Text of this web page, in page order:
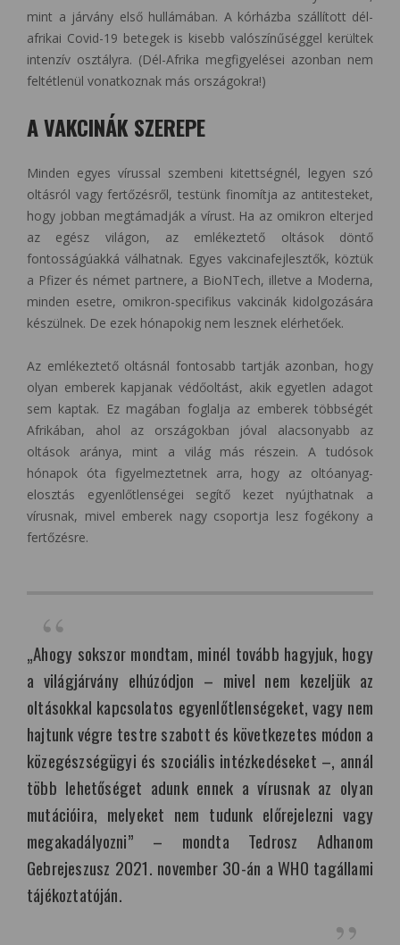
mint a járvány első hullámában. A kórházba szállított dél-
afrikai Covid-19 betegek is kisebb valószínűséggel kerültek
intenzív osztályra. (Dél-Afrika megfigyelései azonban nem
feltétlenül vonatkoznak más országokra!)
A VAKCINÁK SZEREPE
Minden egyes vírussal szembeni kitettségnél, legyen szó
oltásról vagy fertőzésről, testünk finomítja az antitesteket,
hogy jobban megtámadják a vírust. Ha az omikron elterjed
az egész világon, az emlékeztető oltások döntő
fontosságúakká válhatnak. Egyes vakcinafejlesztők, köztük
a Pfizer és német partnere, a BioNTech, illetve a Moderna,
minden esetre, omikron-specifikus vakcinák kidolgozására
készülnek. De ezek hónapokig nem lesznek elérhetőek.
Az emlékeztető oltásnál fontosabb tartják azonban, hogy
olyan emberek kapjanak védőoltást, akik egyetlen adagot
sem kaptak. Ez magában foglalja az emberek többségét
Afrikában, ahol az országokban jóval alacsonyabb az
oltások aránya, mint a világ más részein. A tudósok
hónapok óta figyelmeztetnek arra, hogy az oltóanyag-
elosztás egyenlőtlenségei segítő kezet nyújthatnak a
vírusnak, mivel emberek nagy csoportja lesz fogékony a
fertőzésre.
„Ahogy sokszor mondtam, minél tovább hagyjuk, hogy
a világjárvány elhúzódjon – mivel nem kezeljük az
oltásokkal kapcsolatos egyenlőtlenségeket, vagy nem
hajtunk végre testre szabott és következetes módon a
közegészségügyi és szociális intézkedéseket –, annál
több lehetőséget adunk ennek a vírusnak az olyan
mutációira, melyeket nem tudunk előrejelezni vagy
megakadályozni” – mondta Tedrosz Adhanom
Gebrejeszusz 2021. november 30-án a WHO tagállami
tájékoztatóján.